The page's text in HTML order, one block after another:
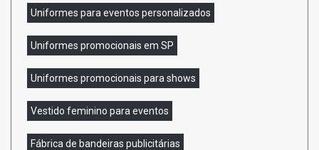
Uniformes para eventos personalizados
Uniformes promocionais em SP
Uniformes promocionais para shows
Vestido feminino para eventos
Fábrica de bandeiras publicitárias